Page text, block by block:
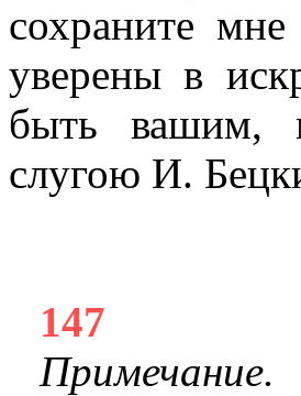
сохраните
уверены в
быть вашим,
слугою И.
147
Примечание.